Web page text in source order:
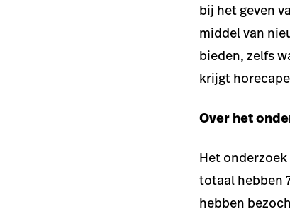
bij het geven
middel van
bieden, zelfs
krijgt
Over het
Het
totaal hebben
hebben